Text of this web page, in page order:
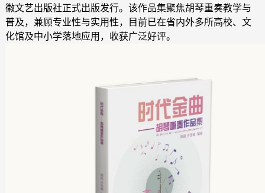
徽文艺出版社正式出版发行。该作品集聚焦胡琴重奏教学与
普及，兼顾专业性与实用性，目前已在省内外多所高校、文
化馆及中小学落地应用，收获广泛好评。